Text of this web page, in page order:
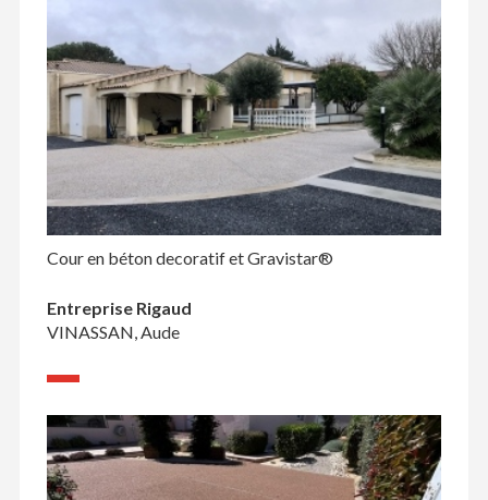
Cour en béton decoratif et Gravistar®
Entreprise Rigaud
VINASSAN, Aude